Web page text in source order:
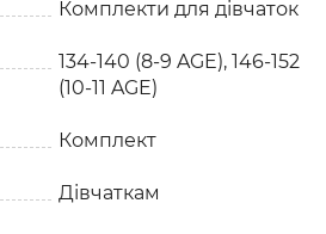
Комплекти для дівчаток
134-140 (8-9 AGE), 146-152
(10-11 AGE)
Комплект
Дівчаткам